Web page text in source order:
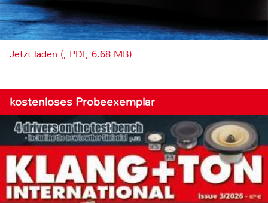
Jetzt laden (, PDF, 6.68 MB)
kostenloses Probeexemplar